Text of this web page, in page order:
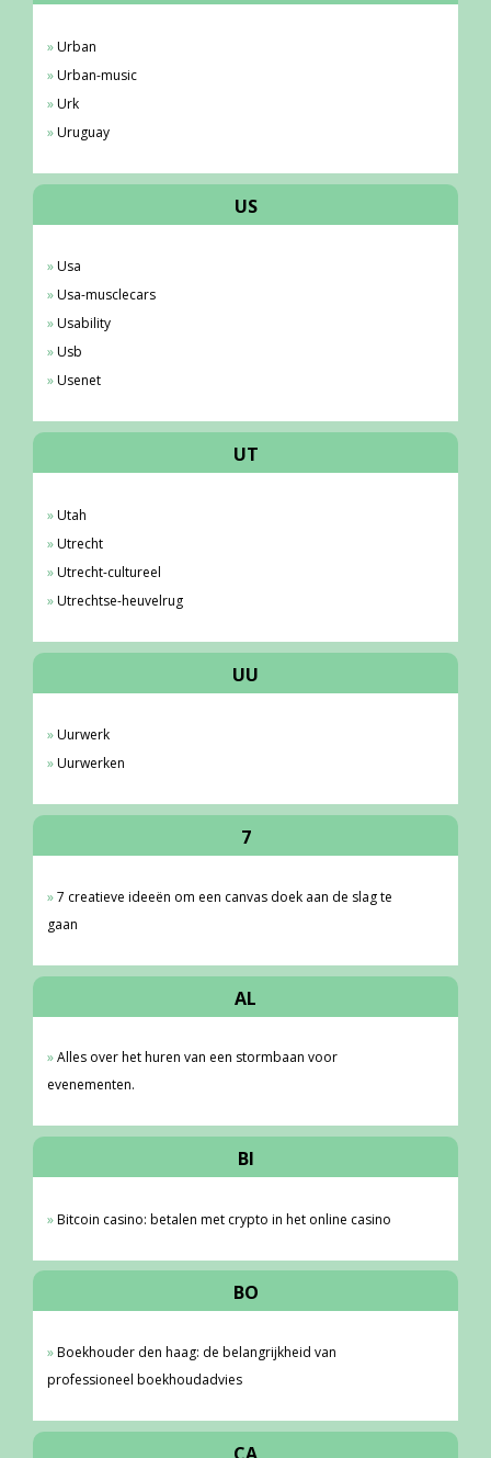
Urban
Urban-music
Urk
Uruguay
US
Usa
Usa-musclecars
Usability
Usb
Usenet
UT
Utah
Utrecht
Utrecht-cultureel
Utrechtse-heuvelrug
UU
Uurwerk
Uurwerken
7
7 creatieve ideeën om een canvas doek aan de slag te
gaan
AL
Alles over het huren van een stormbaan voor
evenementen.
BI
Bitcoin casino: betalen met crypto in het online casino
BO
Boekhouder den haag: de belangrijkheid van
professioneel boekhoudadvies